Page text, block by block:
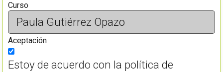
Curso
Aceptación
Estoy de acuerdo con la política de